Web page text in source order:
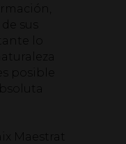
sus
lo
posible
Maestrat